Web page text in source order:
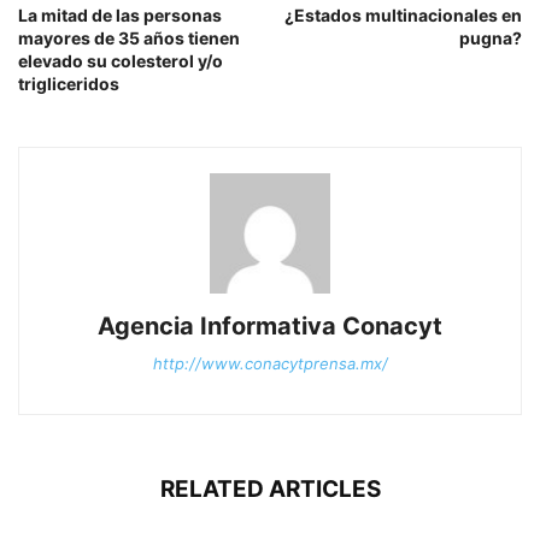
La mitad de las personas
mayores de 35 años tienen
elevado su colesterol y/o
trigliceridos
¿Estados multinacionales en
pugna?
Agencia Informativa Conacyt
http://www.conacytprensa.mx/
RELATED ARTICLES